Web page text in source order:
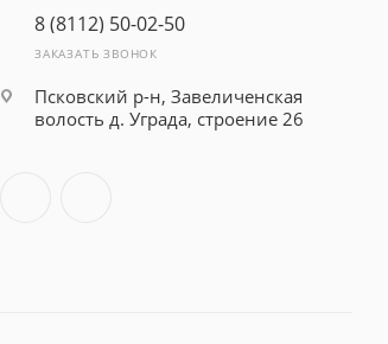
8 (8112) 50-02-50
ЗАКАЗАТЬ ЗВОНОК
Псковский р-н, Завеличенская
волость д. Уграда, строение 26